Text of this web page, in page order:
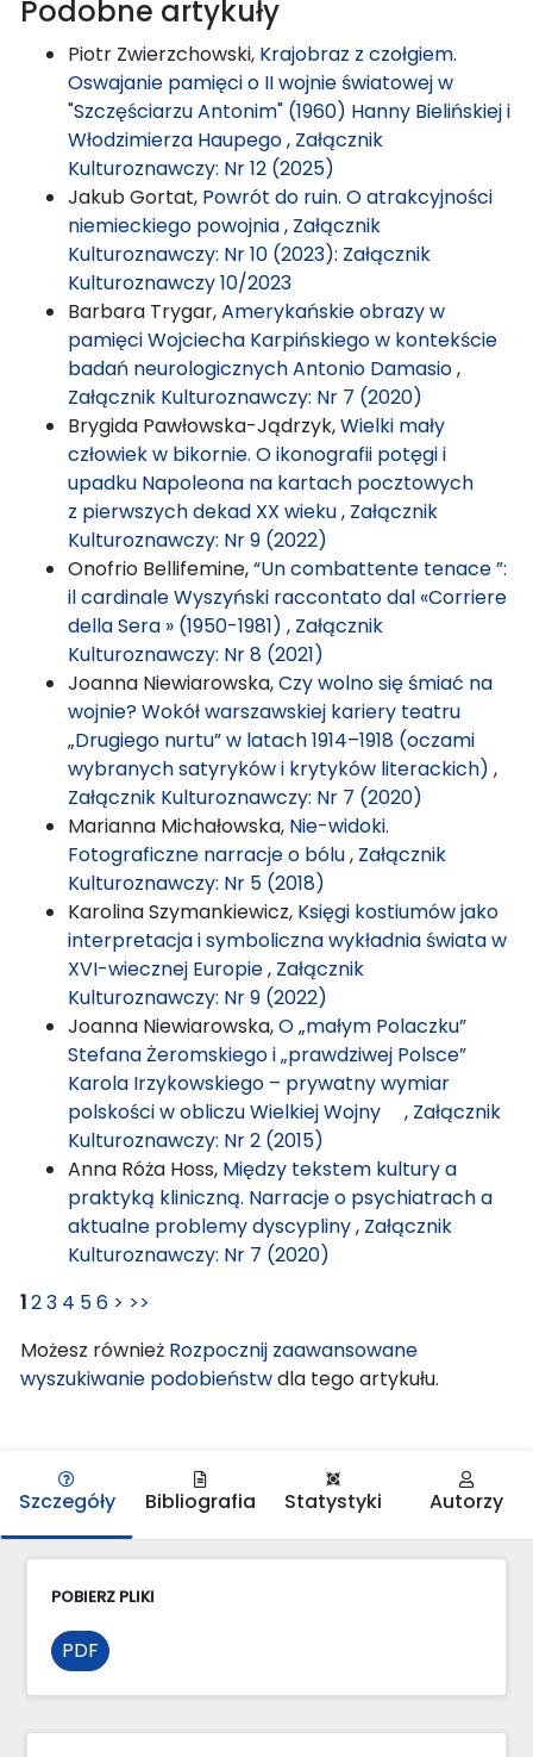
Podobne artykuły
Piotr Zwierzchowski, Krajobraz z czołgiem.
Oswajanie pamięci o II wojnie światowej w
"Szczęściarzu Antonim" (1960) Hanny Bielińskiej i
Włodzimierza Haupego, Załącznik
Kulturoznawczy: Nr 12 (2025)
Jakub Gortat, Powrót do ruin. O atrakcyjności
niemieckiego powojnia, Załącznik
Kulturoznawczy: Nr 10 (2023): Załącznik
Kulturoznawczy 10/2023
Barbara Trygar,Amerykańskie obrazy w
pamięci Wojciecha Karpińskiego w kontekście
badań neurologicznych Antonio Damasio,
Załącznik Kulturoznawczy: Nr 7 (2020)
Brygida Pawłowska-Jądrzyk,Wielki mały
człowiek w bikornie. O ikonografii potęgi i
upadku Napoleona na kartach pocztowych
z pierwszych dekad XX wieku, Załącznik
Kulturoznawczy: Nr 9 (2022)
Onofrio Bellifemine,“Un combattente tenace ”:
il cardinale Wyszyński raccontato dal «Corriere
della Sera » (1950-1981) , Załącznik
Kulturoznawczy: Nr 8 (2021)
Joanna Niewiarowska,Czy wolno się śmiać na
wojnie? Wokół warszawskiej kariery teatru
„Drugiego nurtu” w latach 1914–1918 (oczami
wybranych satyryków i krytyków literackich) ,
Załącznik Kulturoznawczy: Nr 7 (2020)
Marianna Michałowska, Nie-widoki.
Fotograficzne narracje o bólu, Załącznik
Kulturoznawczy: Nr 5 (2018)
Karolina Szymankiewicz, Księgi kostiumów jako
interpretacja i symboliczna wykładnia świata w
XVI-wiecznej Europie, Załącznik
Kulturoznawczy: Nr 9 (2022)
Joanna Niewiarowska,O „małym Polaczku”
Stefana Żeromskiego i „prawdziwej Polsce”
Karola Irzykowskiego – prywatny wymiar
polskości w obliczu Wielkiej Wojny , Załącznik
Kulturoznawczy: Nr 2 (2015)
Anna Róża Hoss, Między tekstem kultury a
praktyką kliniczną. Narracje o psychiatrach a
aktualne problemy dyscypliny, Załącznik
Kulturoznawczy: Nr 7 (2020)
123 4 56 > >>
Możesz również Rozpocznij zaawansowane
wyszukiwanie podobieństwdla tego artykułu.
Szczegóły Bibliografia Statystyki Autorzy
POBIERZ PLIKI
PDF